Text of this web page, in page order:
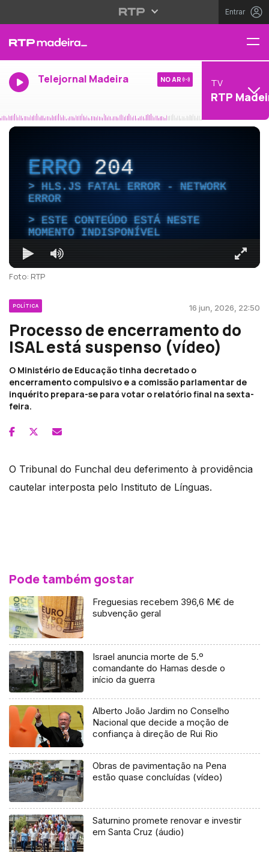
Entrar
Telejornal Madeira NO AR TV
RTP
ERRO204
HLS.JS FATAL ERROR - NETWORK
ERROR
ESTE CONTEÚDO ESTÁ NESTE
MOMENTO INDISPONÍVEL
Foto: RTP
POLÍTICA 16 jun, 2026, 22:50
Processo de encerramento do
ISAL está suspenso (vídeo)
O Ministério de Educação tinha decretado o
encerramento compulsivo e a comissão parlamentar de
inquérito prepara-se para votar o relatório final na sexta-
feira.
O Tribunal do Funchal deu deferimento à providência
cautelar interposta pelo Instituto de Línguas.
Pode também gostar
Freguesias recebem 396,6 M€ de
subvenção geral
Israel anuncia morte de 5.º
comandante do Hamas desde o
início da guerra
Alberto João Jardim no Conselho
Nacional que decide a moção de
confiança à direção de Rui Rio
Obras de pavimentação na Pena
estão quase concluídas (vídeo)
Saturnino promete renovar e investir
em Santa Cruz (áudio)